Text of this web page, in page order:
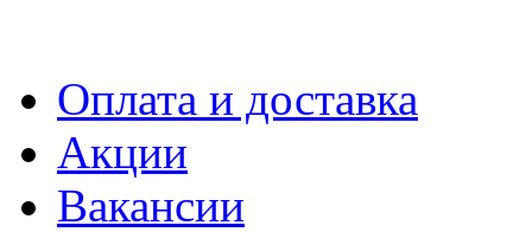
Оплата и доставка
Акции
Вакансии